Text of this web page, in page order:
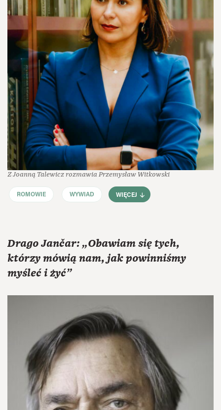
Z Joanną Talewicz rozmawia Przemysław Witkowski
ROMOWIE WYWIAD WIĘCEJ
Drago Jančar: „Obawiam się tych,
którzy mówią nam, jak powinniśmy
myśleć i żyć”